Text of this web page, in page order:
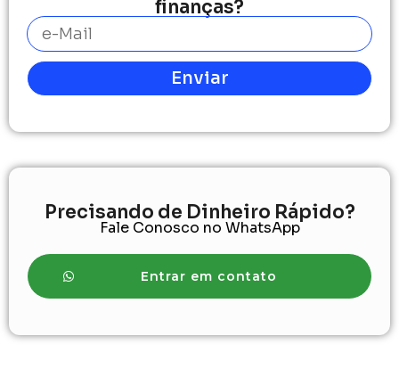
finanças?
Enviar
Precisando de Dinheiro Rápido?
Fale Conosco no WhatsApp
Entrar em contato